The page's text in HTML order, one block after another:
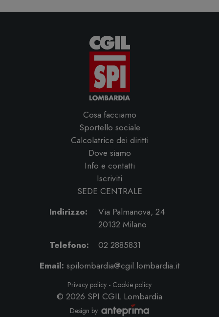
Cosa facciamo
Sportello sociale
Calcolatrice dei diritti
Dove siamo
Info e contatti
Iscriviti
SEDE CENTRALE
Indirizzo:
Via Palmanova, 24
20132 Milano
Telefono:
02 2885831
Email: spilombardia@cgil.lombardia.it
Privacy policy - Cookie policy
© 2026 SPI CGIL Lombardia
Design by